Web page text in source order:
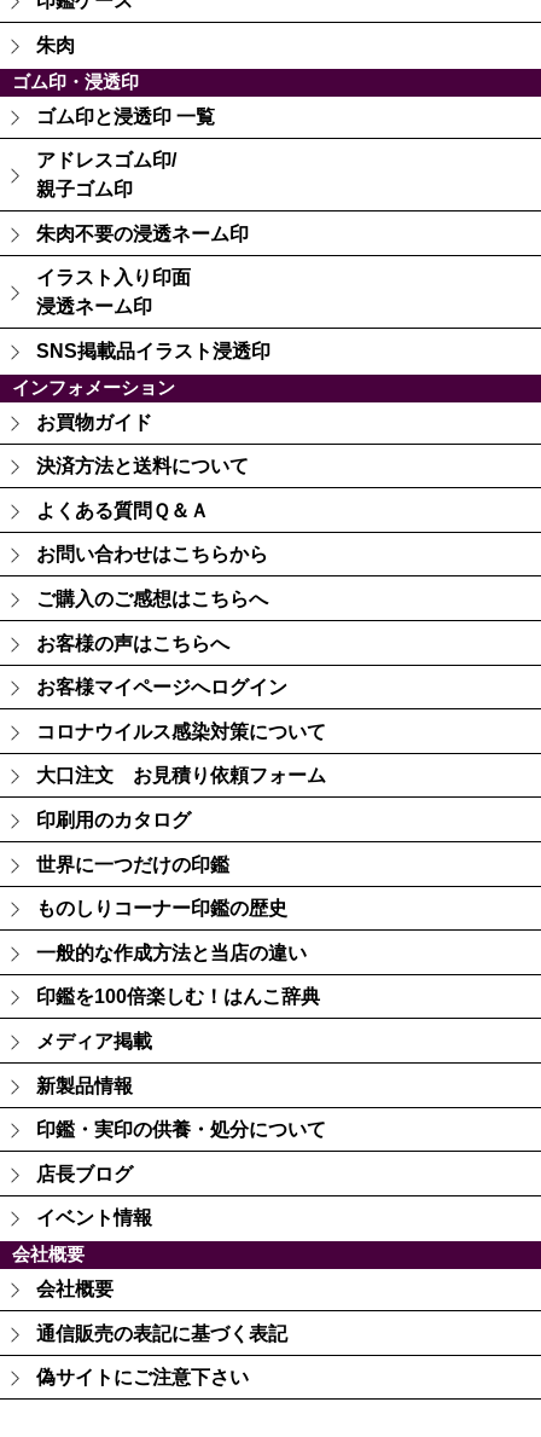
朱肉
ゴム印・浸透印
ゴム印と浸透印 一覧
アドレスゴム印/
親子ゴム印
朱肉不要の浸透ネーム印
イラスト入り印面
浸透ネーム印
SNS掲載品イラスト浸透印
インフォメーション
お買物ガイド
決済方法と送料について
よくある質問Ｑ＆Ａ
お問い合わせはこちらから
ご購入のご感想はこちらへ
お客様の声はこちらへ
お客様マイページへログイン
コロナウイルス感染対策について
大口注文 お見積り依頼フォーム
印刷用のカタログ
世界に一つだけの印鑑
ものしりコーナー印鑑の歴史
一般的な作成方法と当店の違い
印鑑を100倍楽しむ！はんこ辞典
メディア掲載
新製品情報
印鑑・実印の供養・処分について
店長ブログ
イベント情報
会社概要
会社概要
通信販売の表記に基づく表記
偽サイトにご注意下さい